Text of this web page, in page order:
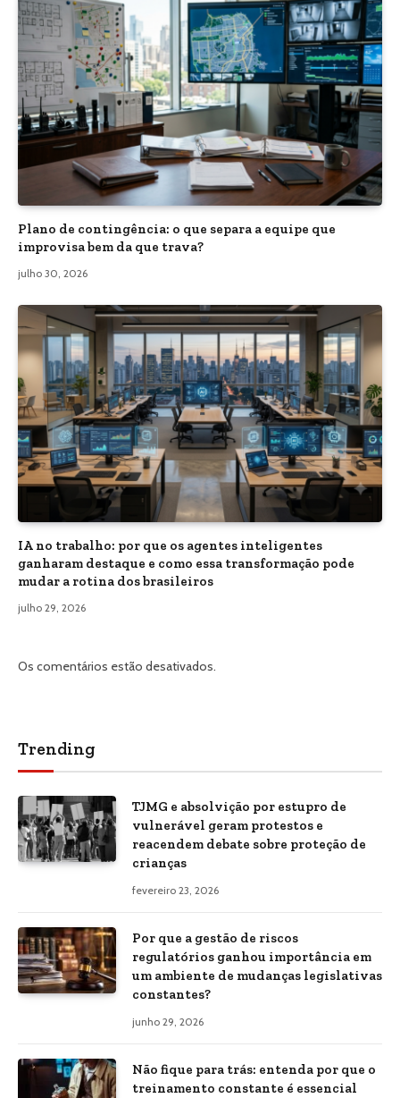
Plano de contingência: o que separa a equipe que
improvisa bem da que trava?
julho 30, 2026
IA no trabalho: por que os agentes inteligentes
ganharam destaque e como essa transformação pode
mudar a rotina dos brasileiros
julho 29, 2026
Os comentários estão desativados.
Trending
TJMG e absolvição por estupro de
vulnerável geram protestos e
reacendem debate sobre proteção de
crianças
fevereiro 23, 2026
Por que a gestão de riscos
regulatórios ganhou importância em
um ambiente de mudanças legislativas
constantes?
junho 29, 2026
Não fique para trás: entenda por que o
treinamento constante é essencial